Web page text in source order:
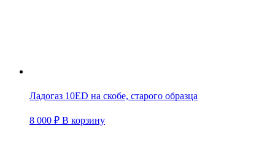
Ладогаз 10ED на скобе, старого образца
8 000 ₽ В корзину